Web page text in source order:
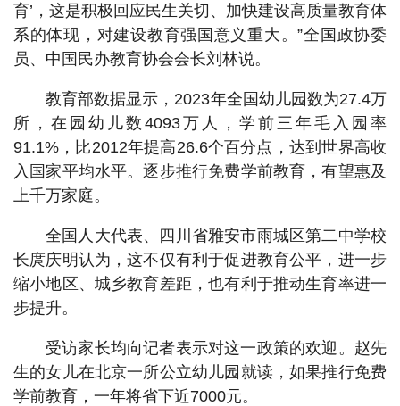
育’，这是积极回应民生关切、加快建设高质量教育体
系的体现，对建设教育强国意义重大。”全国政协委
员、中国民办教育协会会长刘林说。
教育部数据显示，2023年全国幼儿园数为27.4万
所，在园幼儿数4093万人，学前三年毛入园率
91.1%，比2012年提高26.6个百分点，达到世界高收
入国家平均水平。逐步推行免费学前教育，有望惠及
上千万家庭。
全国人大代表、四川省雅安市雨城区第二中学校
长庹庆明认为，这不仅有利于促进教育公平，进一步
缩小地区、城乡教育差距，也有利于推动生育率进一
步提升。
受访家长均向记者表示对这一政策的欢迎。赵先
生的女儿在北京一所公立幼儿园就读，如果推行免费
学前教育，一年将省下近7000元。